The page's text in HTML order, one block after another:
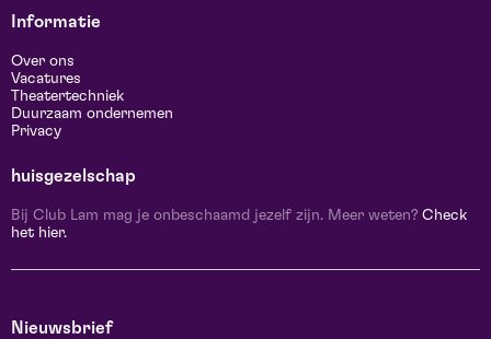
Informatie
Over ons
Vacatures
Theatertechniek
Duurzaam ondernemen
Privacy
huisgezelschap
Bij Club Lam mag je onbeschaamd jezelf zijn. Meer weten? Check
het hier.
Nieuwsbrief